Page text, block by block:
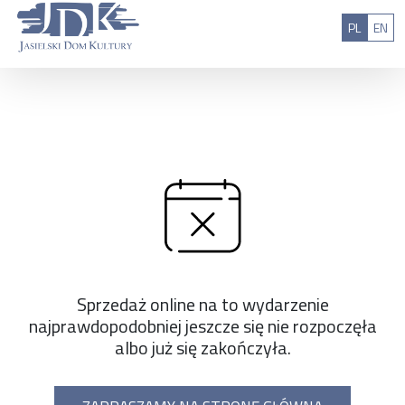
Przejdź do treści
PL Polski
EN
Sprzedaż online na to wydarzenie
najprawdopodobniej jeszcze się nie rozpoczęła
albo już się zakończyła.